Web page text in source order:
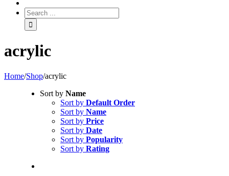
acrylic
Home/Shop/acrylic
Sort by Name
Sort by Default Order
Sort by Name
Sort by Price
Sort by Date
Sort by Popularity
Sort by Rating